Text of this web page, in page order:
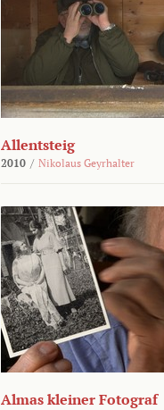
Allentsteig
2010 / Nikolaus Geyrhalter
Almas kleiner Fotograf